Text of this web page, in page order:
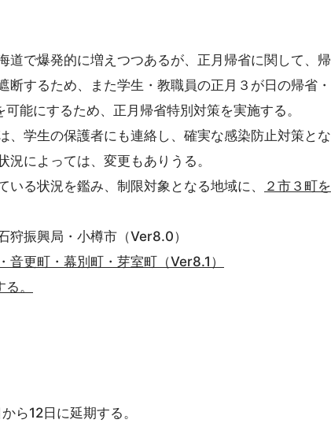
で爆発的に増えつつあるが、正月帰省に関して、帰
断するため、また学生・教職員の正月３が日の帰省・
能にするため、正月帰省特別対策を実施する。
学生の保護者にも連絡し、確実な感染防止対策とな
によっては、変更もありうる。
る状況を鑑み、制限対象となる地域に、
２市３町を
振興局・小樽市（Ver8.0）
更町・幕別町・芽室町（Ver8.1）
。
ら12日に延期する。